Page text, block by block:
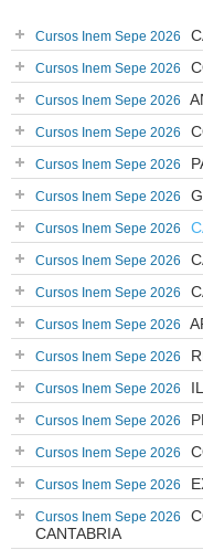
Cursos Inem Sepe 2026
Cursos Inem Sepe 2026
Cursos Inem Sepe 2026
Cursos Inem Sepe 2026
Cursos Inem Sepe 2026
Cursos Inem Sepe 2026
Cursos Inem Sepe 2026
Cursos Inem Sepe 2026
Cursos Inem Sepe 2026
Cursos Inem Sepe 2026
Cursos Inem Sepe 2026
Cursos Inem Sepe 2026
Cursos Inem Sepe 2026
Cursos Inem Sepe 2026
Cursos Inem Sepe 2026
Cursos Inem Sepe 2026
CANTABRIA